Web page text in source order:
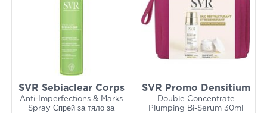
SVR Sebiaclear Corps
Anti-Imperfections & Marks
Spray Спрей за тяло за
SVR Promo Densitium
Double Concentrate
Plumping Bi-Serum 30ml